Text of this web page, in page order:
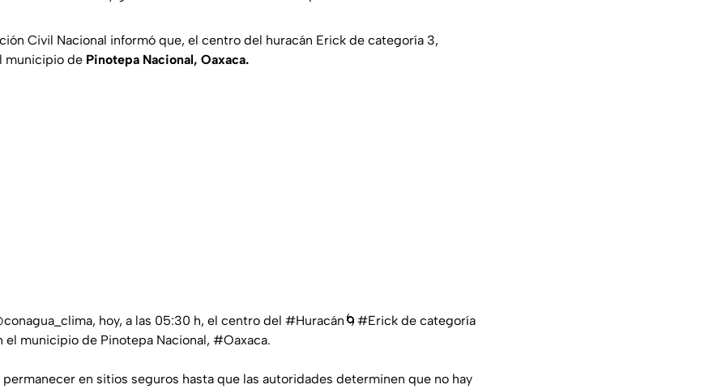
Civil Nacional informó que, el centro del huracán Erick de categoría 3,
municipio de Pinotepa Nacional, Oaxaca.
, hoy, a las 05:30 h, el centro del #Huracán 🌀 #Erick de categoría
el municipio de Pinotepa Nacional, #Oaxaca.
permanecer en sitios seguros hasta que las autoridades determinen que no hay